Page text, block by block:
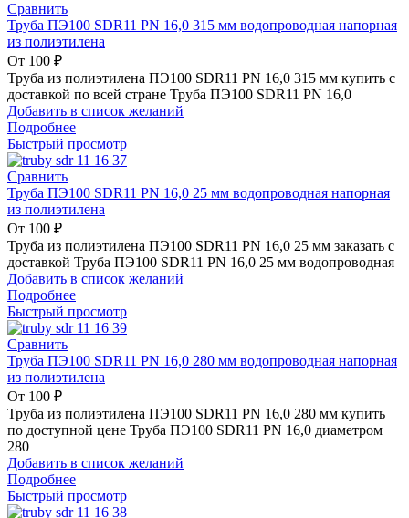
Сравнить
Труба ПЭ100 SDR11 PN 16,0 315 мм водопроводная напорная
из полиэтилена
От 100 ₽
Труба из полиэтилена ПЭ100 SDR11 PN 16,0 315 мм купить с
доставкой по всей стране Труба ПЭ100 SDR11 PN 16,0
Добавить в список желаний
Подробнее
Быстрый просмотр
Сравнить
Труба ПЭ100 SDR11 PN 16,0 25 мм водопроводная напорная
из полиэтилена
От 100 ₽
Труба из полиэтилена ПЭ100 SDR11 PN 16,0 25 мм заказать с
доставкой Труба ПЭ100 SDR11 PN 16,0 25 мм водопроводная
Добавить в список желаний
Подробнее
Быстрый просмотр
Сравнить
Труба ПЭ100 SDR11 PN 16,0 280 мм водопроводная напорная
из полиэтилена
От 100 ₽
Труба из полиэтилена ПЭ100 SDR11 PN 16,0 280 мм купить
по доступной цене Труба ПЭ100 SDR11 PN 16,0 диаметром
280
Добавить в список желаний
Подробнее
Быстрый просмотр